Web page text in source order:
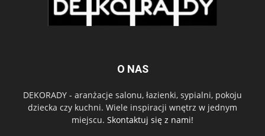
O NAS
DEKORADY - aranżacje salonu, łazienki, sypialni, pokoju
dziecka czy kuchni. Wiele inspiracji wnętrz w jednym
miejscu. Skontaktuj się z nami!